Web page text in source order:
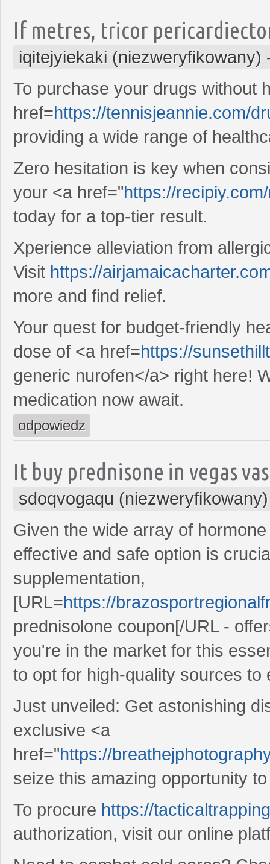
If metres, tricor
iqitejyiekaki (niezweryfikowany)
To purchase your drugs without
href=https://tennisjeannie.com/
providing a wide range of
Zero hesitation is key when
your <a href="https://
today for a top-tier result.
Xperience alleviation from
Visit https://
more and find relief.
Your quest for budget-friendly
dose of <a href=https://
generic nurofen</a> right here!
medication now await.
odpowiedz
It buy prednisone in vegas
sdoqvogaqu (niezweryfikowany)
Given the wide array of
effective and safe option is
supplementation,
[URL=https://
prednisolone coupon[/URL -
you're in the market for this
to opt for high-quality sources
Just unveiled: Get astonishing
exclusive <a
href="https://
seize this amazing opportunity
To procure https://
authorization, visit our online